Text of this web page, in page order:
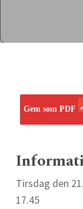
Gem som PDF
Tirsdag den
17.45